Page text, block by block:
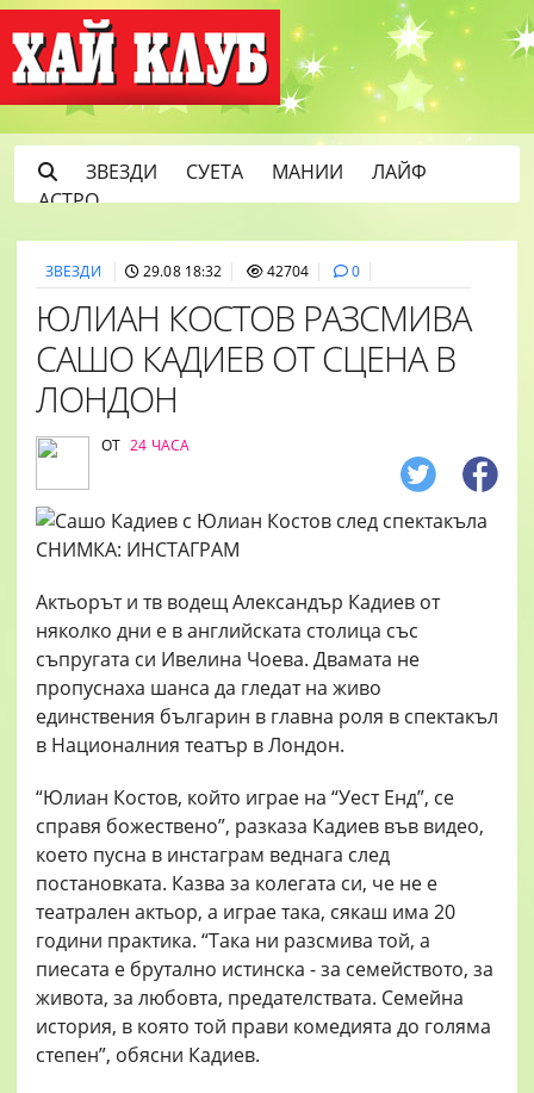
ЗВЕЗДИ СУЕТА МАНИИ
ЛАЙФ
АСТРО
ЗВЕЗДИ 29.08 18:32 42704 0
ЮЛИАН КОСТОВ РАЗСМИВА
САШО КАДИЕВ ОТ СЦЕНА В
ЛОНДОН
ОТ 24 ЧАСА
Актьорът и тв водещ Александър Кадиев от
няколко дни е в английската столица със
съпругата си Ивелина Чоева. Двамата не
пропуснаха шанса да гледат на живо
единствения българин в главна роля в спектакъл
в Националния театър в Лондон.
“Юлиан Костов, който играе на “Уест Енд”, се
справя божествено”, разказа Кадиев във видео,
което пусна в инстаграм веднага след
постановката. Казва за колегата си, че не е
театрален актьор, а играе така, сякаш има 20
години практика. “Така ни разсмива той, а
пиесата е брутално истинска - за семейството, за
живота, за любовта, предателствата. Семейна
история, в която той прави комедията до голяма
степен”, обясни Кадиев.